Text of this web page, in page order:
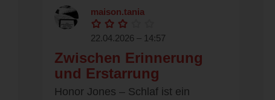
maison.tania
22.04.2026 – 14:57
Zwischen Erinnerung
und Erstarrung
Honor Jones – Schlaf ist ein